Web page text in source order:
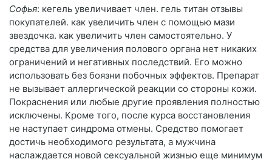
Софья: кегель увеличивает член. гель титан отзывы
покупателей. как увеличить член с помощью мази
звездочка. как увеличить член самостоятельно. У
средства для увеличения полового органа нет никаких
ограничений и негативных последствий. Его можно
использовать без боязни побочных эффектов. Препарат
не вызывает аллергической реакции со стороны кожи.
Покраснения или любые другие проявления полностью
исключены. Кроме того, после курса восстановления
не наступает синдрома отмены. Средство помогает
достичь необходимого результата, а мужчина
наслаждается новой сексуальной жизнью еще минимум